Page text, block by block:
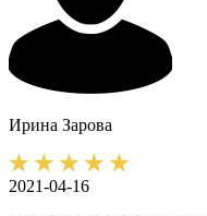
Ирина Зарова
2021-04-16